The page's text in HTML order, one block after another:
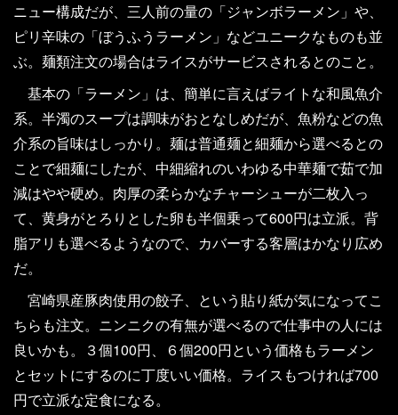
ニュー構成だが、三人前の量の「ジャンボラーメン」や、
ピリ辛味の「ぼうふうラーメン」などユニークなものも並
ぶ。麺類注文の場合はライスがサービスされるとのこと。
基本の「ラーメン」は、簡単に言えばライトな和風魚介
系。半濁のスープは調味がおとなしめだが、魚粉などの魚
介系の旨味はしっかり。麺は普通麺と細麺から選べるとの
ことで細麺にしたが、中細縮れのいわゆる中華麺で茹で加
減はやや硬め。肉厚の柔らかなチャーシューが二枚入っ
て、黄身がとろりとした卵も半個乗って600円は立派。背
脂アリも選べるようなので、カバーする客層はかなり広め
だ。
宮崎県産豚肉使用の餃子、という貼り紙が気になってこ
ちらも注文。ニンニクの有無が選べるので仕事中の人には
良いかも。３個100円、６個200円という価格もラーメン
とセットにするのに丁度いい価格。ライスもつければ700
円で立派な定食になる。